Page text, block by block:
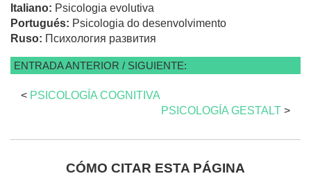
Italiano: Psicologia evolutiva
Portugués: Psicologia do desenvolvimento
Ruso: Психология развития
ENTRADA ANTERIOR / SIGUIENTE:
< PSICOLOGÍA COGNITIVA
PSICOLOGÍA GESTALT >
CÓMO CITAR ESTA PÁGINA